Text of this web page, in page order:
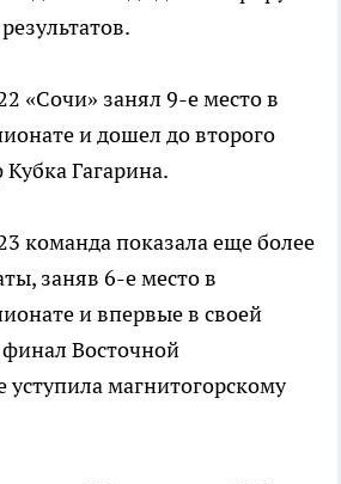
«Сочи» занял 9-е место в
и дошел до второго
Гагарина.
команда показала еще более
заняв 6-е место в
и впервые в своей
Восточной
уступила магнитогорскому